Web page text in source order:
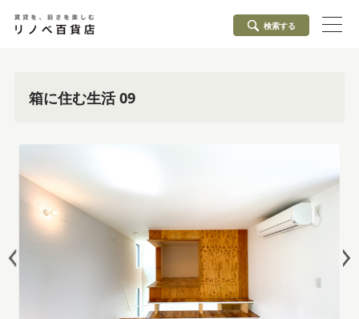
検索する
箱に住む生活 09